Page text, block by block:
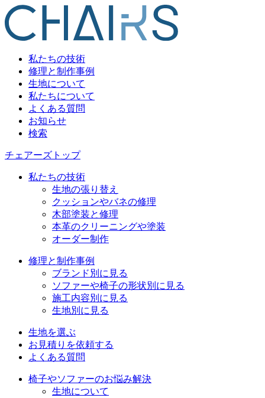
私たちの技術
修理と制作事例
生地について
私たちについて
よくある質問
お知らせ
検索
チェアーズトップ
私たちの技術
生地の張り替え
クッションやバネの修理
木部塗装と修理
本革のクリーニングや塗装
オーダー制作
修理と制作事例
ブランド別に見る
ソファーや椅子の形状別に見る
施工内容別に見る
生地別に見る
生地を選ぶ
お見積りを依頼する
よくある質問
椅子やソファーのお悩み解決
生地について